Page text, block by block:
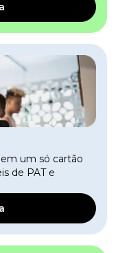
um só cartão
de PAT e